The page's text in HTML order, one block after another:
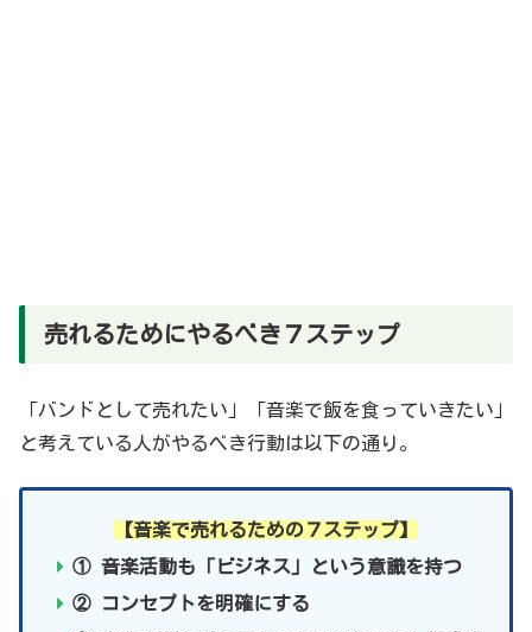
売れるためにやるべき７ステップ
「バンドとして売れたい」「音楽で飯を食っていきたい」
と考えている人がやるべき行動は以下の通り。
【音楽で売れるための７ステップ】
① 音楽活動も「ビジネス」という意識を持つ
② コンセプトを明確にする